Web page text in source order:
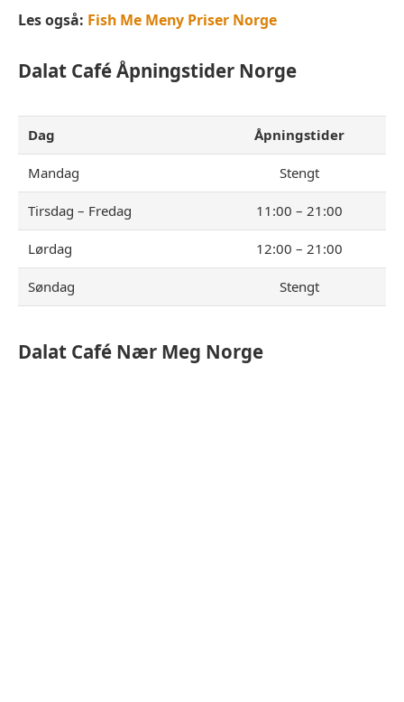
Les også: Fish Me Meny Priser Norge
Dalat CaféÅpningstider Norge
Dag Åpningstider
Mandag Stengt
Tirsdag – Fredag 11:00 – 21:00
Lørdag 12:00 – 21:00
Søndag Stengt
Dalat Café Nær Meg Norge